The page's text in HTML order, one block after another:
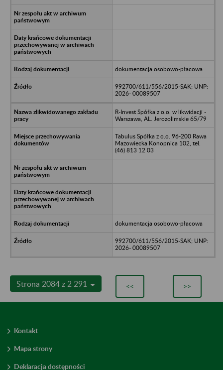
dokumentacja osobowo-płacowa
992700/611/556/2015-SAK; UNP:
2026- 00089507
R-Invest Spółka z o.o. w likwidacji -
Warszawa, AL. Jerozolimskie 65/79
Tabulus Spółka z o.o. 96-200 Rawa
Mazowiecka Konopnica 102, tel.
(46) 813 12 03
dokumentacja osobowo-płacowa
992700/611/556/2015-SAK; UNP:
2026- 00089507
Strona 2084 z 2 291 << >>
Kontakt
Mapa strony
Deklaracja dostępności